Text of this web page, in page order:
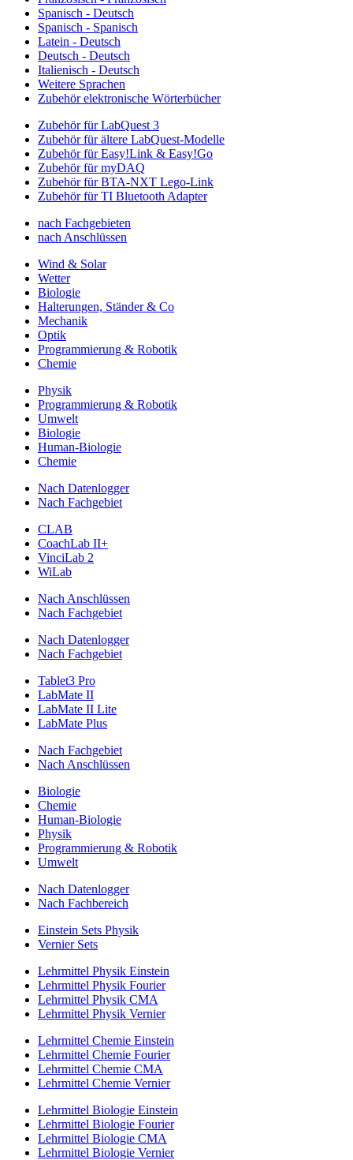
Spanisch - Deutsch
Spanisch - Spanisch
Latein - Deutsch
Deutsch - Deutsch
Italienisch - Deutsch
Weitere Sprachen
Zubehör elektronische Wörterbücher
Zubehör für LabQuest 3
Zubehör für ältere LabQuest-Modelle
Zubehör für Easy!Link & Easy!Go
Zubehör für myDAQ
Zubehör für BTA-NXT Lego-Link
Zubehör für TI Bluetooth Adapter
nach Fachgebieten
nach Anschlüssen
Wind & Solar
Wetter
Biologie
Halterungen, Ständer & Co
Mechanik
Optik
Programmierung & Robotik
Chemie
Physik
Programmierung & Robotik
Umwelt
Biologie
Human-Biologie
Chemie
Nach Datenlogger
Nach Fachgebiet
CLAB
CoachLab II+
VinciLab 2
WiLab
Nach Anschlüssen
Nach Fachgebiet
Nach Datenlogger
Nach Fachgebiet
Tablet3 Pro
LabMate II
LabMate II Lite
LabMate Plus
Nach Fachgebiet
Nach Anschlüssen
Biologie
Chemie
Human-Biologie
Physik
Programmierung & Robotik
Umwelt
Nach Datenlogger
Nach Fachbereich
Einstein Sets Physik
Vernier Sets
Lehrmittel Physik Einstein
Lehrmittel Physik Fourier
Lehrmittel Physik CMA
Lehrmittel Physik Vernier
Lehrmittel Chemie Einstein
Lehrmittel Chemie Fourier
Lehrmittel Chemie CMA
Lehrmittel Chemie Vernier
Lehrmittel Biologie Einstein
Lehrmittel Biologie Fourier
Lehrmittel Biologie CMA
Lehrmittel Biologie Vernier